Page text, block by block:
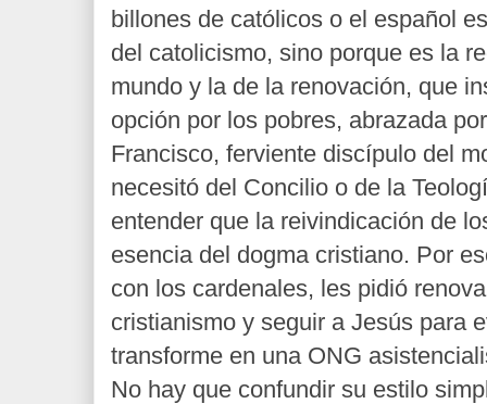
billones de católicos o el español
del catolicismo, sino porque es la
mundo y la de la renovación, que
opción por los pobres, abrazada
Francisco, ferviente discípulo del
necesitó del Concilio o de la
entender que la reivindicación de
esencia del dogma cristiano. Por
con los cardenales, les pidió
cristianismo y seguir a Jesús para
transforme en una ONG
No hay que confundir su estilo